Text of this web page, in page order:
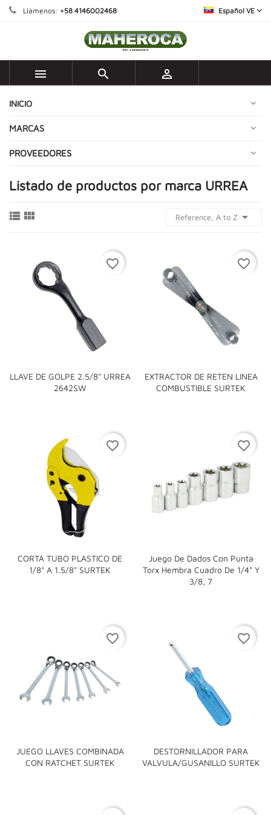
Llámenos: +58 4146002468 Español VE
  
INICIO
MARCAS
PROVEEDORES
Listado de productos por marca URREA
  Reference, A to Z 
LLAVE DE GOLPE 2.5/8" URREA
2642SW
favorite_border
EXTRACTOR DE RETEN LINEA
COMBUSTIBLE SURTEK
favorite_border
CORTA TUBO PLASTICO DE
1/8" A 1.5/8" SURTEK
favorite_border
Juego De Dados Con Punta
Torx Hembra Cuadro De 1/4" Y
3/8, 7
favorite_border
JUEGO LLAVES COMBINADA
CON RATCHET SURTEK
favorite_border
DESTORNILLADOR PARA
VALVULA/GUSANILLO SURTEK
favorite_border